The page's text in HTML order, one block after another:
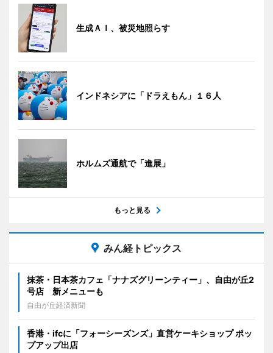
生成ＡＩ、被災地照らす
インドネシアに「ドラえもん」１６人
ホルムズ通航で「進展」
もっと見る
みん経トピックス
抹茶・日本茶カフェ「ナナズグリーンティー」、自由が丘2
号店 新メニューも
自由が丘経済新聞
香港・ifcに「フォーシーズンズ」直営ケーキショップ ポッ
プアップ出店